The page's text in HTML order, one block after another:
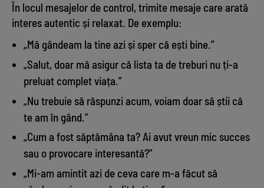
În locul mesajelor de control, trimite mesaje care arată
interes autentic și relaxat. De exemplu:
„Mă gândeam la tine azi și sper că ești bine.”
„Salut, doar mă asigur că lista ta de treburi nu ți-a
preluat complet viața.”
„Nu trebuie să răspunzi acum, voiam doar să știi că
te am în gând.”
„Cum a fost săptămâna ta? Ai avut vreun mic succes
sau o provocare interesantă?”
„Mi-am amintit azi de ceva care m-a făcut să